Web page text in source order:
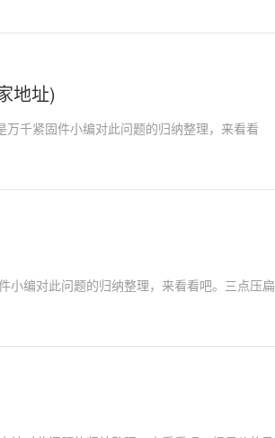
地址)
千紧固件小编对此问题的归纳整理，来看看
小编对此问题的归纳整理，来看看吧。三点压扁